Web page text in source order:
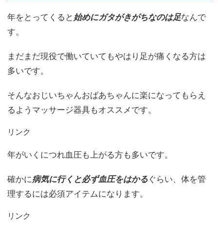
年をとってくると 始めにガタがきがちなのは足なんで
す。
まだまだ現役で働いていてもやはり足が痛くなる方は
多いです。
そんなおじいちゃんおばあちゃんに楽になってもらえ
るようマッサージ器具もオススメです。
リンク
年がいくにつれ血圧も上がる方も多いです。
確かに病気に行くと必ず血圧をはかる ぐらい、体を管
理するには必須アイテムになります。
リンク